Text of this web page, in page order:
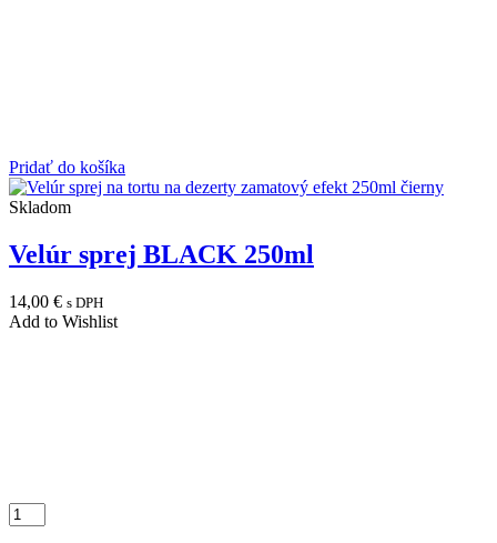
Pridať do košíka
Skladom
Velúr sprej BLACK 250ml
14,00 € s DPH
Add to Wishlist